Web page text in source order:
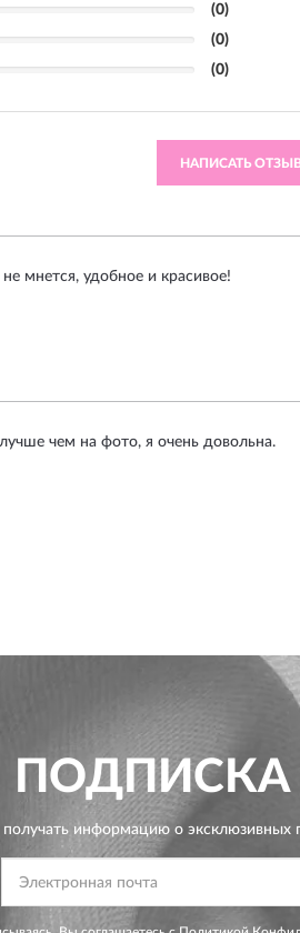
(0)
(0)
(0)
НАПИСАТЬ
мнется, удобное и красивое!
чем на фото, я очень довольна.
ПОДПИСКА
информацию о эксклюзивных